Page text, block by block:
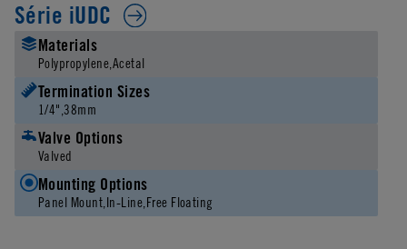
Série iUDC
Materials
Polypropylene Acetal
Termination Sizes
1/4" 38mm
Valve Options
Valved
Mounting Options
Panel Mount In-Line Free Floating